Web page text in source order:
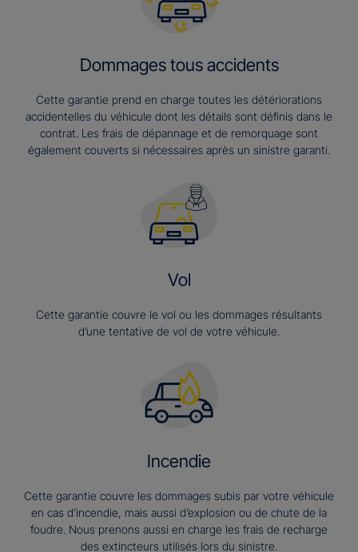
Dommages tous accidents
Cette garantie prend en charge toutes les détériorations
accidentelles du véhicule dont les détails sont définis dans le
contrat. Les frais de dépannage et de remorquage sont
également couverts si nécessaires après un sinistre garanti.
Vol
Cette garantie couvre le vol ou les dommages résultants
d’une tentative de vol de votre véhicule.
Incendie
Cette garantie couvre les dommages subis par votre véhicule
en cas d’incendie, mais aussi d’explosion ou de chute de la
foudre. Nous prenons aussi en charge les frais de recharge
des extincteurs utilisés lors du sinistre.